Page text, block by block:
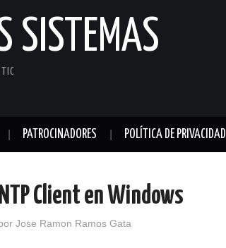
SISTEMAS
PATROCINADORES POLÍTICA DE PRIVACIDAD
Client en Windows
Jose Ramon Ramos Gata